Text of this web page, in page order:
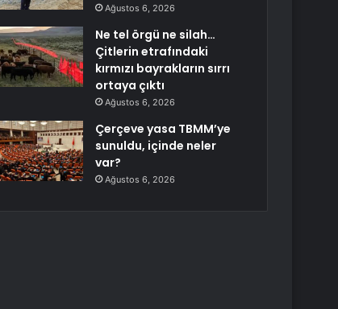
Ağustos 6, 2026
Ne tel örgü ne silah…
Çitlerin etrafındaki
kırmızı bayrakların sırrı
ortaya çıktı
Ağustos 6, 2026
Çerçeve yasa TBMM’ye
sunuldu, içinde neler
var?
Ağustos 6, 2026